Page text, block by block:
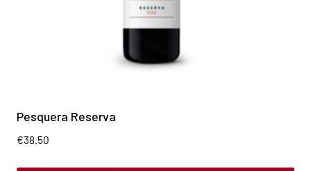
Pesquera Reserva
€38.50